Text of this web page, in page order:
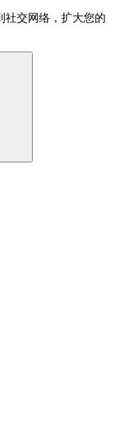
社交网络，扩大您的